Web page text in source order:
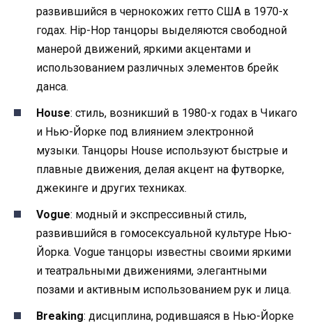
развившийся в чернокожих гетто США в 1970-х
годах. Hip-Hop танцоры выделяются свободной
манерой движений, яркими акцентами и
использованием различных элементов брейк
данса.
House: стиль, возникший в 1980-х годах в Чикаго
и Нью-Йорке под влиянием электронной
музыки. Танцоры House используют быстрые и
плавные движения, делая акцент на футворке,
джекинге и других техниках.
Vogue: модный и экспрессивный стиль,
развившийся в гомосексуальной культуре Нью-
Йорка. Vogue танцоры известны своими яркими
и театральными движениями, элегантными
позами и активным использованием рук и лица.
Breaking: дисциплина, родившаяся в Нью-Йорке